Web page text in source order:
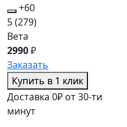
+60
5(279)
Вета
2990₽
Заказать
Купить в 1 клик
Доставка 0₽ от 30-ти
минут